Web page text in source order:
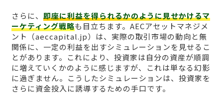
さらに、 即座に利益を得られるかのように見せかけるマ
ーケティング戦略も目立ちます。AECアセットマネジメ
ント（aeccapital.jp）は、実際の取引市場の動向と無
関係に、一定の利益を出すシミュレーションを見せるこ
とがあります。これにより、投資家は自分の資産が順調
に増えていくかのように感じますが、これは単なる幻影
に過ぎません。こうしたシミュレーションは、投資家を
さらに資金投入に誘導するための手口です。